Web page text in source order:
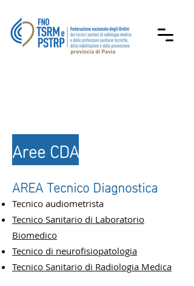
Aree CDA
AREA Tecnico Diagnostica
Tecnico audiometrista
Tecnico Sanitario di Laboratorio
Biomedico
Tecnico di neurofisiopatologia
Tecnico Sanitario di Radiologia Medica